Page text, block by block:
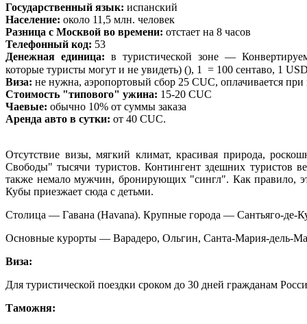
Государственный язык: испанский
Население: около 11,5 млн. человек
Разница с Москвой во времени: отстает на 8 часов
Телефонный код: 53
Денежная единица: в туристической зоне —
которые туристы могут и не увидеть) (), 1 = 100 сентаво, 1
Виза: не нужна, аэропортовый сбор 25 CUC, оплачивается при
Стоимость "типового" ужина: 15-20 CUC
Чаевые: обычно 10% от суммы заказа
Аренда авто в сутки: от 40 CUC.
Отсутствие визы, мягкий климат, красивая природа,
Свободы" тысячи туристов. Контингент здешних туристов
также немало мужчин, бронирующих "сингл". Как правило,
Кубы приезжает сюда с детьми.
Столица — Гавана (Havana). Крупные города — Сантьяго-де-
Основные курорты — Варадеро, Ольгин, Санта-Мария-дель-
Виза:
Для туристической поездки сроком до 30 дней гражданам
Таможня: